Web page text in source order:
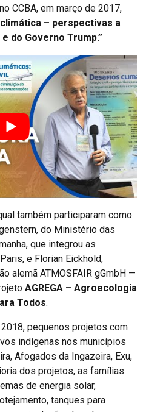
CCBA, em março de 2017,
– perspectivas a
do Governo Trump.”
também participaram como
do Ministério das
que integrou as
e Florian Eickhold,
alemã ATMOSFAIR gGmbH —
AGREGA – Agroecologia
Todos.
pequenos projetos com
indígenas nos municípios
Afogados da Ingazeira, Exu,
dos projetos, as famílias
de energia solar,
tanques para